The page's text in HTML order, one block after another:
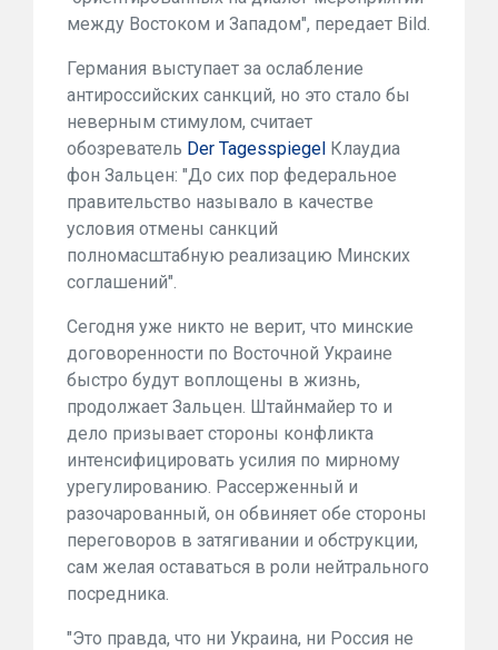
между Востоком и Западом", передает Bild.
Германия выступает за ослабление
антироссийских санкций, но это стало бы
неверным стимулом, считает
обозреватель Der Tagesspiegel Клаудиа
фон Зальцен: "До сих пор федеральное
правительство называло в качестве
условия отмены санкций
полномасштабную реализацию Минских
соглашений".
Сегодня уже никто не верит, что минские
договоренности по Восточной Украине
быстро будут воплощены в жизнь,
продолжает Зальцен. Штайнмайер то и
дело призывает стороны конфликта
интенсифицировать усилия по мирному
урегулированию. Рассерженный и
разочарованный, он обвиняет обе стороны
переговоров в затягивании и обструкции,
сам желая оставаться в роли нейтрального
посредника.
"Это правда, что ни Украина, ни Россия не